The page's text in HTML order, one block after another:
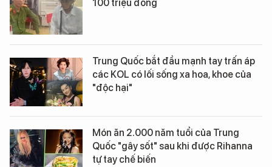
100 triệu đồng
Trung Quốc bắt đầu mạnh tay trấn áp
các KOL có lối sống xa hoa, khoe của
"độc hại"
Món ăn 2.000 năm tuổi của Trung
Quốc "gây sốt" sau khi được Rihanna
tự tay chế biến